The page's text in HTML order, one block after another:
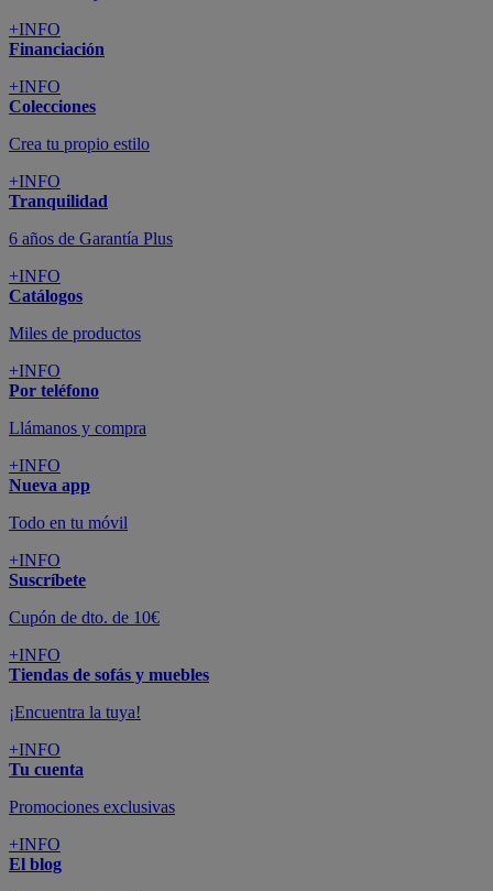
+INFO
Financiación
+INFO
Colecciones
Crea tu propio estilo
+INFO
Tranquilidad
6 años de Garantía Plus
+INFO
Catálogos
Miles de productos
+INFO
Por teléfono
Llámanos y compra
+INFO
Nueva app
Todo en tu móvil
+INFO
Suscríbete
Cupón de dto. de 10€
+INFO
Tiendas de sofás y muebles
¡Encuentra la tuya!
+INFO
Tu cuenta
Promociones exclusivas
+INFO
El blog